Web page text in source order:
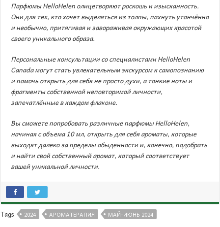
Парфюмы HelloHelenолицетворяют роскошь и изысканность.
Они для тех, кто хочет выделяться из толпы, пахнуть утончённо
и необычно, притягивая и завораживая окружающих красотой
своего уникального образа.
Персональные консультации со специалистамиHelloHelen
Canadaмогут стать увлекательным экскурсом к самопознанию
и помочь открыть для себя не просто духи, а тонкие ноты и
фрагменты собственной неповторимой личности,
запечатлённые в каждом флаконе.
Вы сможете попробовать различные парфюмыHelloHelen,
начиная с объема 10 мл, открыть для себя ароматы, которые
выходят далеко за пределы обыденностии, конечно, подобрать
и найти свой собственный аромат, который соответствует
вашей уникальной личности.
Tags 2024 АРОМАТЕРАПИЯ МАЙ-ИЮНЬ 2024